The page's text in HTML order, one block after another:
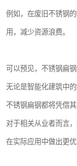
例如，在废旧不锈钢
用，减少资源浪费。
可以预见，不锈钢扁
无论是智能化建筑中
不锈钢扁钢都将凭借
对于相关从业者而言
在实际应用中做出更